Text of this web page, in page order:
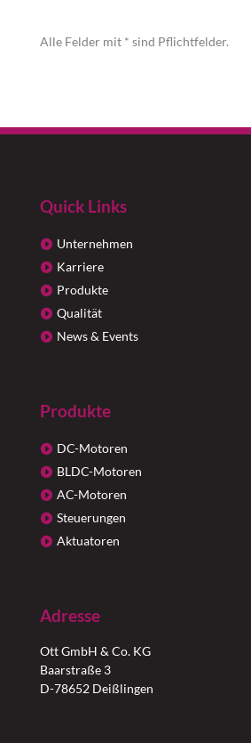
Alle Felder mit * sind Pflichtfelder.
Quick Links
Unternehmen
Karriere
Produkte
Qualität
News & Events
Produkte
DC-Motoren
BLDC-Motoren
AC-Motoren
Steuerungen
Aktuatoren
Adresse
Ott GmbH & Co. KG
Baarstraße 3
D-78652 Deißlingen